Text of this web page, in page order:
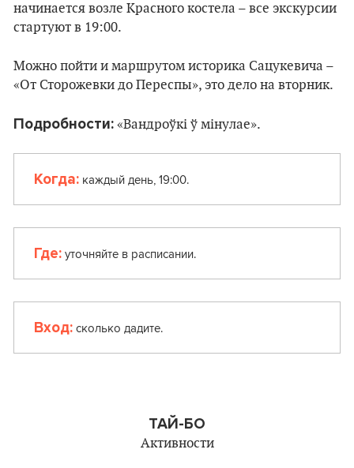
начинается возле Красного костела – все экскурсии
стартуют в 19:00.
Можно пойти и маршрутом историка Сацукевича –
«От Сторожевки до Переспы», это дело на вторник.
Подробности: «Вандроўкі ў мінулае».
Когда: каждый день, 19:00.
Где:уточняйте в расписании.
Вход:сколько дадите.
ТАЙ-БО
Активности